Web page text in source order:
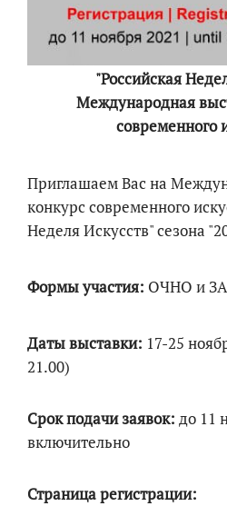
"Российская
Международная
современного
Приглашаем Вас на
конкурс современного
Неделя Искусств" сезона
Формы участия: ОЧНО и
Даты выставки: 17-25
21.00)
Срок подачи заявок: до 11
включительно
Страница регистрации: